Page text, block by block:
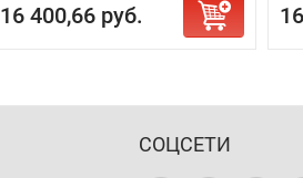
16 400,66 руб.
СОЦСЕТИ